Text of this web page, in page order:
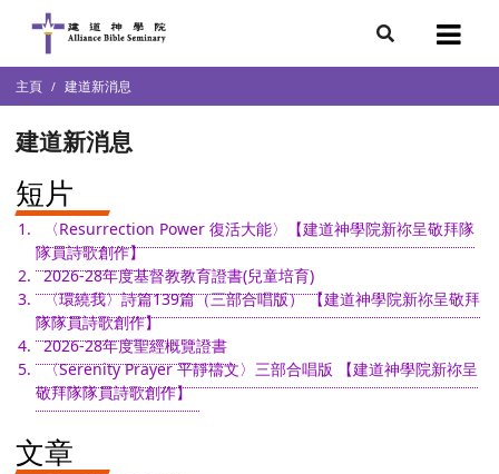
化研究中心
簡介
隊
主頁 建道新消息
建道新消息
短片
〈Resurrection Power 復活大能〉【建道神學院新祢呈敬拜隊
隊員詩歌創作】
2026-28年度基督教教育證書(兒童培育)
〈環繞我〉詩篇139篇（三部合唱版） 【建道神學院新祢呈敬拜
隊隊員詩歌創作】
2026-28年度聖經概覽證書
〈Serenity Prayer 平靜禱文〉三部合唱版 【建道神學院新祢呈
敬拜隊隊員詩歌創作】
文章